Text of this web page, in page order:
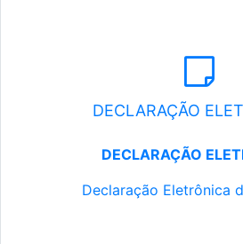
DECLARAÇÃO
DECLARAÇÃO
Declaração Eletrônica